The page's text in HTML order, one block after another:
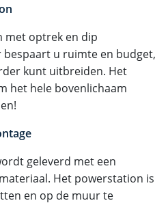
met optrek en dip
u ruimte en budget,
kunt uitbreiden. Het
het hele bovenlichaam
geleverd met een
Het powerstation is
en op de muur te